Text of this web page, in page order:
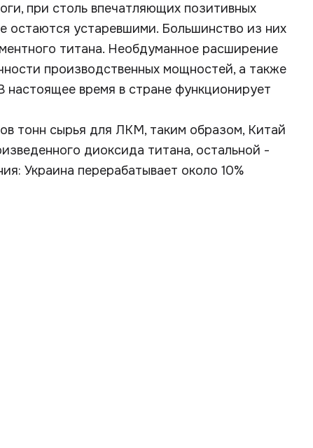
при столь впечатляющих позитивных
остаются устаревшими. Большинство из них
титана. Необдуманное расширение
производственных мощностей, а также
настоящее время в стране функционирует
тонн сырья для ЛКМ, таким образом, Китай
диоксида титана, остальной -
Украина перерабатывает около 10%